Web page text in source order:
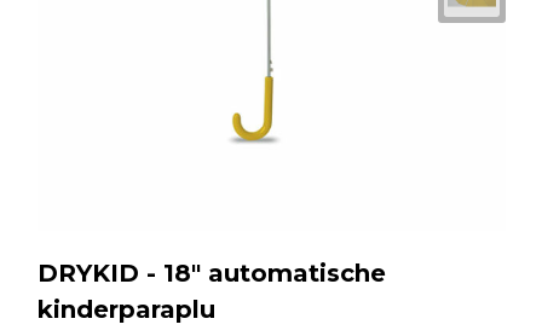
DRYKID - 18" automatische
kinderparaplu